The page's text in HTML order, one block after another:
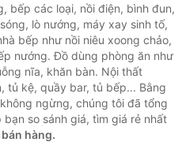
bếp các loại, nồi điện, bình đun,
lò nướng, máy xay sinh tố,
bếp như nồi niêu xoong chảo,
nướng. Đồ dùng phòng ăn như
nĩa, khăn bàn. Nội thất
tủ kệ, quầy bar, tủ bếp... Bằng
ngừng, chúng tôi đã tổng
so sánh giá, tìm giá rẻ nhất
hàng.